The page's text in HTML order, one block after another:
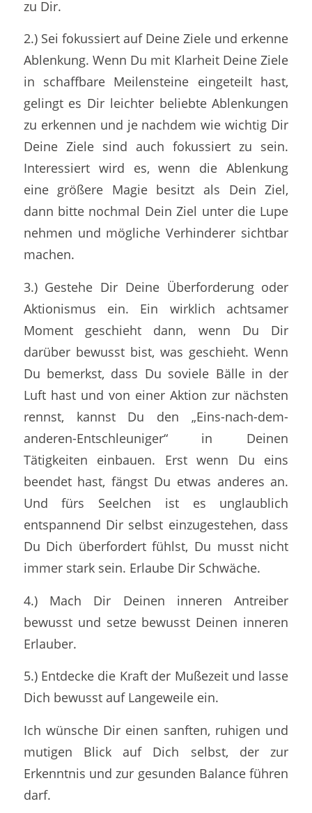
zu Dir.
2.) Sei fokussiert auf Deine Ziele und erkenne
Ablenkung. Wenn Du mit Klarheit Deine Ziele
in schaffbare Meilensteine eingeteilt hast,
gelingt es Dir leichter beliebte Ablenkungen
zu erkennen und je nachdem wie wichtig Dir
Deine Ziele sind auch fokussiert zu sein.
Interessiert wird es, wenn die Ablenkung
eine größere Magie besitzt als Dein Ziel,
dann bitte nochmal Dein Ziel unter die Lupe
nehmen und mögliche Verhinderer sichtbar
machen.
3.) Gestehe Dir Deine Überforderung oder
Aktionismus ein. Ein wirklich achtsamer
Moment geschieht dann, wenn Du Dir
darüber bewusst bist, was geschieht. Wenn
Du bemerkst, dass Du soviele Bälle in der
Luft hast und von einer Aktion zur nächsten
rennst, kannst Du den „Eins-nach-dem-
anderen-Entschleuniger“ in Deinen
Tätigkeiten einbauen. Erst wenn Du eins
beendet hast, fängst Du etwas anderes an.
Und fürs Seelchen ist es unglaublich
entspannend Dir selbst einzugestehen, dass
Du Dich überfordert fühlst, Du musst nicht
immer stark sein. Erlaube Dir Schwäche.
4.) Mach Dir Deinen inneren Antreiber
bewusst und setze bewusst Deinen inneren
Erlauber.
5.) Entdecke die Kraft der Mußezeit und lasse
Dich bewusst auf Langeweile ein.
Ich wünsche Dir einen sanften, ruhigen und
mutigen Blick auf Dich selbst, der zur
Erkenntnis und zur gesunden Balance führen
darf.